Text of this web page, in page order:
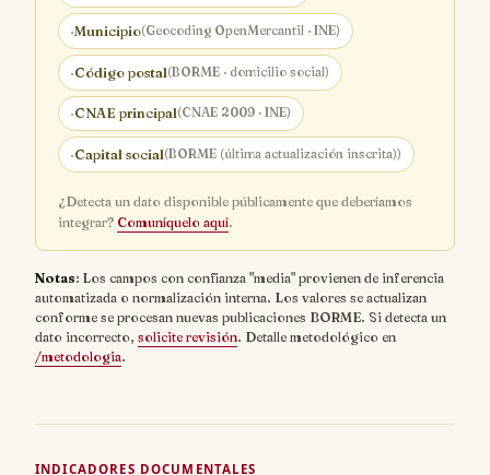
·Municipio(Geocoding OpenMercantil · INE)
·Código postal(BORME · domicilio social)
·CNAE principal(CNAE 2009 · INE)
·Capital social(BORME (última actualización inscrita))
¿Detecta un dato disponible públicamente que deberíamos
integrar? Comuníquelo aquí.
Notas: Los campos con confianza "media" provienen de inferencia
automatizada o normalización interna. Los valores se actualizan
conforme se procesan nuevas publicaciones BORME. Si detecta un
dato incorrecto, solicite revisión. Detalle metodológico en
/metodologia.
INDICADORES DOCUMENTALES